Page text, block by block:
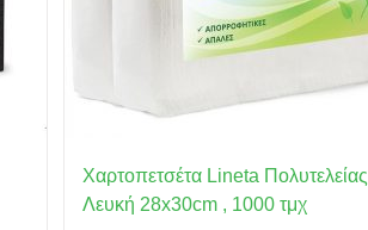
Χαρτοπετσέτα Lineta Πολυτελείας
Λευκή 28x30cm , 1000 τμχ